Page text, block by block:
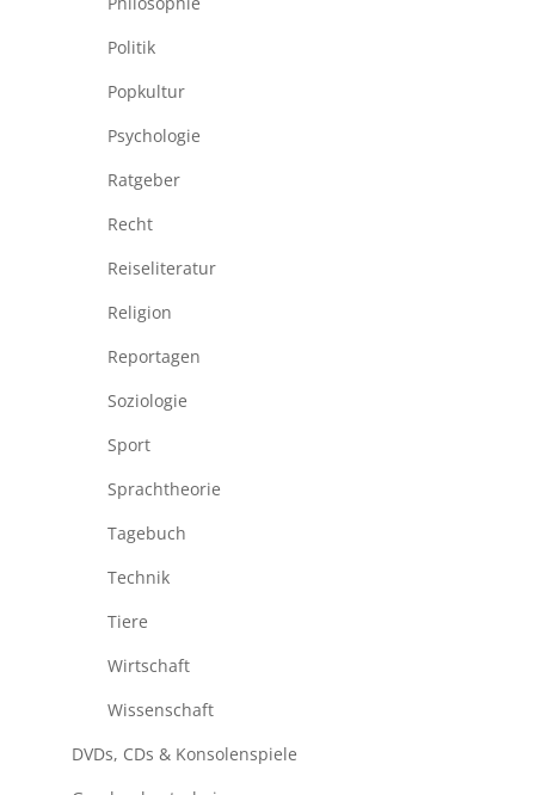
Politik
Popkultur
Psychologie
Ratgeber
Recht
Reiseliteratur
Religion
Reportagen
Soziologie
Sport
Sprachtheorie
Tagebuch
Technik
Tiere
Wirtschaft
Wissenschaft
DVDs, CDs & Konsolenspiele